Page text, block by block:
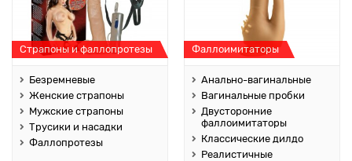
Страпоны и фаллопротезы
Безремневые
Женские страпоны
Мужские страпоны
Трусики и насадки
Фаллопротезы
Фаллоимитаторы
Анально-вагинальные
Вагинальные пробки
Двусторонние
фаллоимитаторы
Классические дилдо
Реалистичные